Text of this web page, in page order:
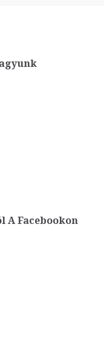
A Facebookon